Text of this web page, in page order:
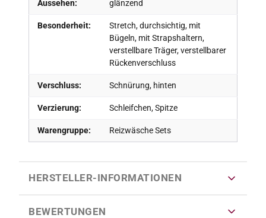
Aussehen: glänzend
Besonderheit:
Stretch, durchsichtig, mit
Bügeln, mit Strapshaltern,
verstellbare Träger, verstellbarer
Rückenverschluss
Verschluss: Schnürung, hinten
Verzierung: Schleifchen, Spitze
Warengruppe: Reizwäsche Sets
HERSTELLER-INFORMATIONEN
BEWERTUNGEN